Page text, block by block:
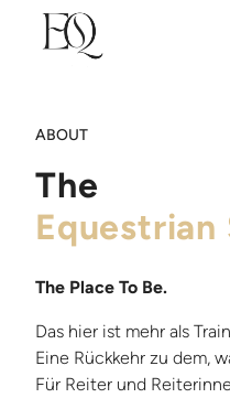
ABOUT
The
Equestrian
The Place To Be.
Das hier ist mehr als
Eine Rückkehr zu dem,
Für Reiter und